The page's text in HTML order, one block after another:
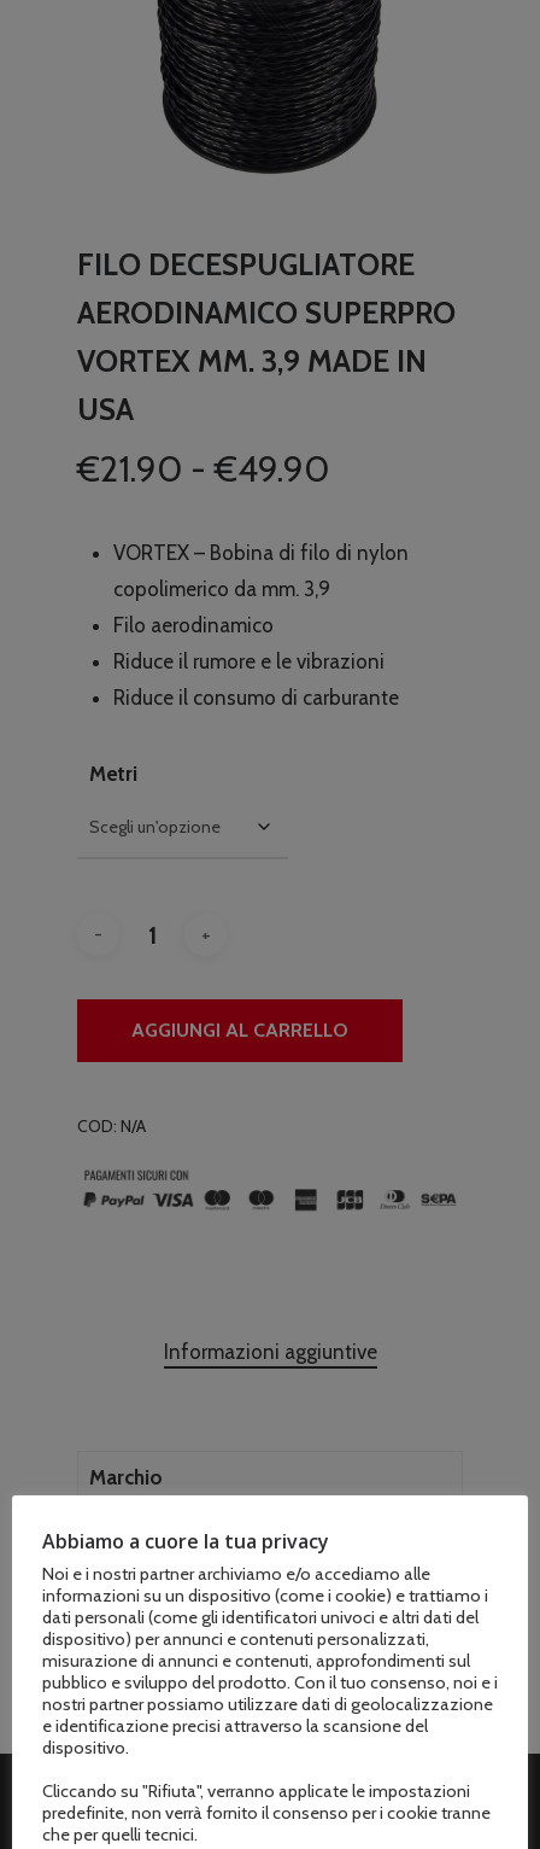
FILO DECESPUGLIATORE
AERODINAMICO SUPERPRO
VORTEX MM. 3,9 MADE IN
USA
€21.90 - €49.90
prezzo:
da
a
€49.90
VORTEX – Bobina di filo di nylon
copolimerico da mm. 3,9
Filo aerodinamico
Riduce il rumore e le vibrazioni
Riduce il consumo di carburante
Metri
AGGIUNGI AL CARRELLO
COD: N/A
Informazioni aggiuntive
Marchio
Metri
26, 76
ASSISTENZA CLIENTI
Abbiamo a cuore la tua privacy
Noi e i nostri partner archiviamo e/o accediamo alle
informazioni su un dispositivo (come i cookie) e trattiamo i
dati personali (come gli identificatori univoci e altri dati del
dispositivo) per annunci e contenuti personalizzati,
misurazione di annunci e contenuti, approfondimenti sul
pubblico e sviluppo del prodotto. Con il tuo consenso, noi e i
nostri partner possiamo utilizzare dati di geolocalizzazione
e identificazione precisi attraverso la scansione del
dispositivo.
Cliccando su "Rifiuta", verranno applicate le impostazioni
predefinite, non verrà fornito il consenso per i cookie tranne
che per quelli tecnici.